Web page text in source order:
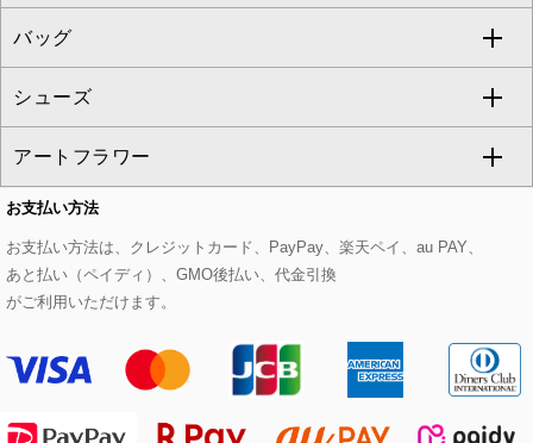
eur3
Maison de CINQ
MK MICHEL KLEIN BAG
HIROKO KOSHINO
パーカー
タンクトップ・キャミソール
スウェット・ジャージー
その他のトップス
サロペット・オールインワン
その他のパンツ
ショート・ミニ丈スカート
その他のスカート
セットアップ
セットアップジャケット
セットアップパンツ
セットアップスカート
セットアップワンピース
ピーコート
ダッフルコート
チェスターコート
モッズコート
ステンカラーコート
ライダースジャケット
マスク
ストール・マフラー・スヌード
ベルト・サスペンダー
帽子
ヘアアクセサリー
ハンカチ・バンダナ
すべてのアクセサリー
ネックレス
ピアス・イヤリング
ブレスレット・バングル
ブローチ・コサージュ
バッグ
すべてのバッグ
トートバッグ
ショルダーバッグ
ボストンバッグ
バックパック・リュック
シューズ
すべてのシューズ
パンプス
スニーカー
フラットシューズ
アートフラワー
すべてのアートフラワー
ローズ
カサブランカ・カラー
お支払い方法
お支払い方法は、クレジットカード、PayPay、楽天ペイ、au PAY、
あと払い（ペイディ）、GMO後払い、代金引換
がご利用いただけます。